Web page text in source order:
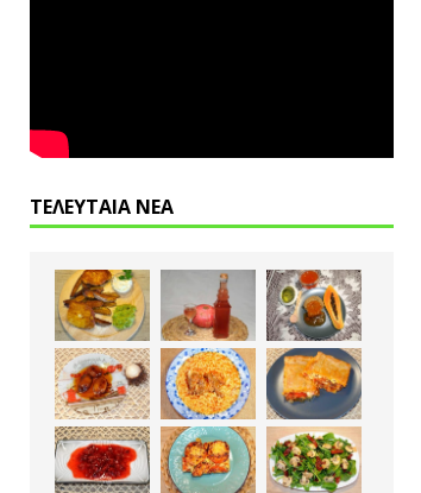
ΤΕΛΕΥΤΑΙΑ ΝΕΑ